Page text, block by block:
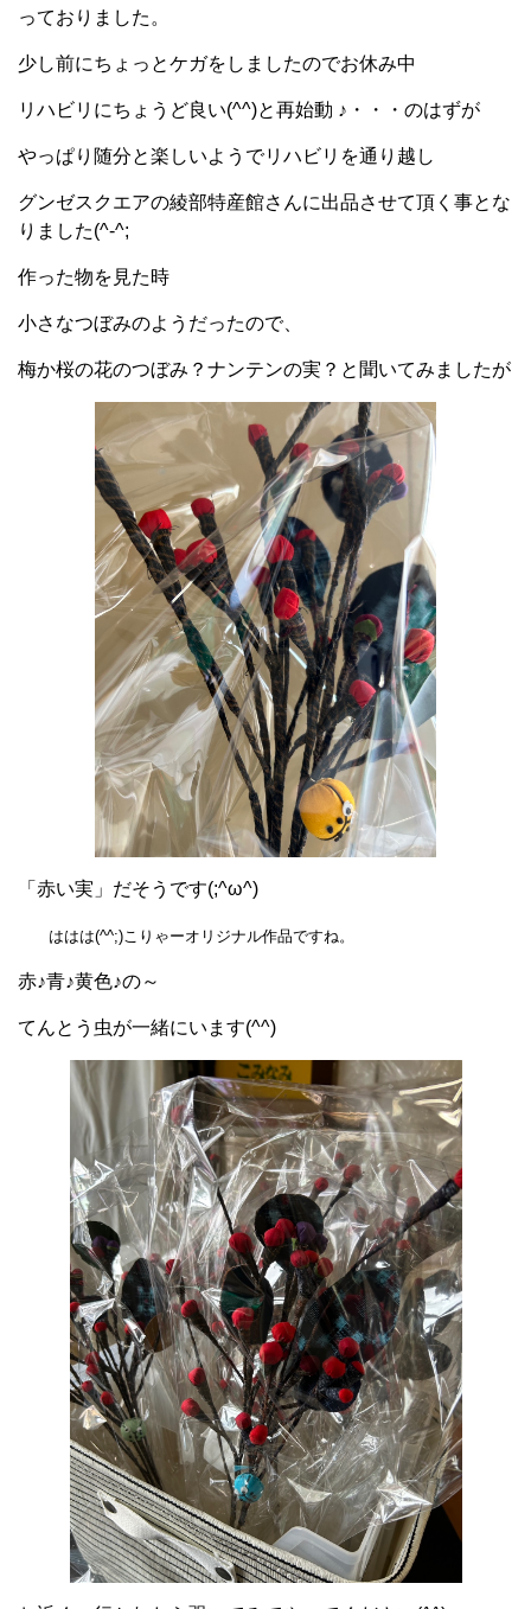
っておりました。
少し前にちょっとケガをしましたのでお休み中
リハビリにちょうど良い(^^)と再始動 ♪・・・のはずが
やっぱり随分と楽しいようでリハビリを通り越し
グンゼスクエアの綾部特産館さんに出品させて頂く事とな
りました(^-^;
作った物を見た時
小さなつぼみのようだったので、
梅か桜の花のつぼみ？ナンテンの実？と聞いてみましたが
「赤い実」だそうです(;^ω^)
ははは(^^;)こりゃーオリジナル作品ですね。
赤♪青♪黄色♪の～
てんとう虫が一緒にいます(^^)